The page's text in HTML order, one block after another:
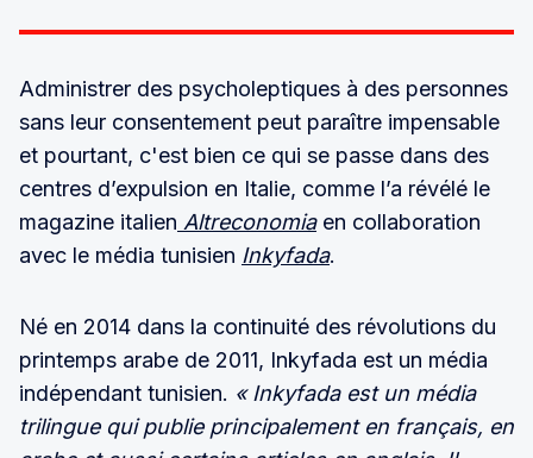
Administrer des psycholeptiques à des personnes
sans leur consentement peut paraître impensable
et pourtant, c'est bien ce qui se passe dans des
centres d’expulsion en Italie, comme l’a révélé le
magazine italien Altreconomia en collaboration
avec le média tunisien Inkyfada.
Né en 2014 dans la continuité des révolutions du
printemps arabe de 2011, Inkyfada est un média
indépendant tunisien. « Inkyfada est un média
trilingue qui publie principalement en français, en